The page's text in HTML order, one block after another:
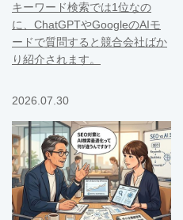
キーワード検索では1位なの
に、ChatGPTやGoogleのAIモ
ードで質問すると競合会社ばか
り紹介されます。
2026.07.30